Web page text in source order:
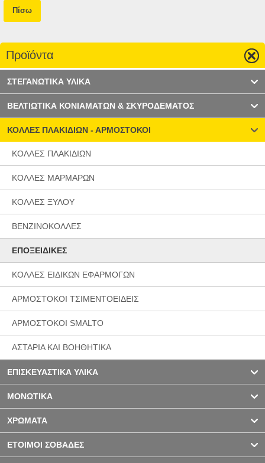
Πίσω
Προϊόντα
ΣΤΕΓΑΝΩΤΙΚΑ ΥΛΙΚΑ
ΒΕΛΤΙΩΤΙΚΑ ΚΟΝΙΑΜΑΤΩΝ & ΣΚΥΡΟΔΕΜΑΤΟΣ
ΚΟΛΛΕΣ ΠΛΑΚΙΔΙΩΝ - ΑΡΜΟΣΤΟΚΟΙ
ΚΟΛΛΕΣ ΠΛΑΚΙΔΙΩΝ
ΚΟΛΛΕΣ ΜΑΡΜΑΡΩΝ
ΚΟΛΛΕΣ ΞΥΛΟΥ
ΒΕΝΖΙΝΟΚΟΛΛΕΣ
ΕΠΟΞΕΙΔΙΚΕΣ
ΚΟΛΛΕΣ ΕΙΔΙΚΩΝ ΕΦΑΡΜΟΓΩΝ
ΑΡΜΟΣΤΟΚΟΙ ΤΣΙΜΕΝΤΟΕΙΔΕΙΣ
ΑΡΜΟΣΤΟΚΟΙ SMALTO
ΑΣΤΑΡΙΑ ΚΑΙ ΒΟΗΘΗΤΙΚΑ
ΕΠΙΣΚΕΥΑΣΤΙΚΑ ΥΛΙΚΑ
ΜΟΝΩΤΙΚΑ
ΧΡΩΜΑΤΑ
ΕΤΟΙΜΟΙ ΣΟΒΑΔΕΣ